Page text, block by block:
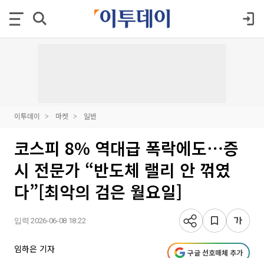
이투데이 마켓 일반
코스피 8% 역대급 폭락에도⋯증
시 전문가 “반도체 랠리 안 꺾였
다”[최악의 검은 월요일]
입력 2026-06-08 18:22
임하은 기자 구글 선호매체 추가